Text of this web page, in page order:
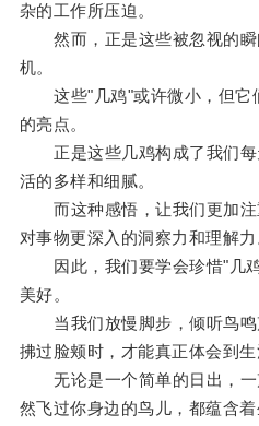
杂的工作所压迫。
然而，正是这些被忽视的瞬
机。
这些"几鸡"或许微小，但它
的亮点。
正是这些几鸡构成了我们每
活的多样和细腻。
而这种感悟，让我们更加注
对事物更深入的洞察力和理解力
因此，我们要学会珍惜"几鸡
美好。
当我们放慢脚步，倾听鸟鸣
拂过脸颊时，才能真正体会到生
无论是一个简单的日出，一
然飞过你身边的鸟儿，都蕴含着